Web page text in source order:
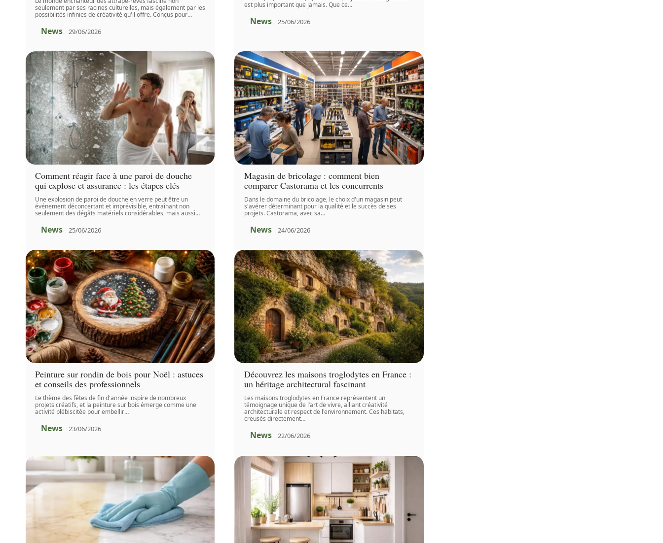
seulement par ses racines culturelles, mais également par les
possibilités infinies de créativité qu'il offre. Conçus pour…
News 29/06/2026
est plus important que jamais. Que ce…
News 25/06/2026
Comment réagir face à une paroi de douche
qui explose et assurance : les étapes clés
Une explosion de paroi de douche en verre peut être un
événement déconcertant et imprévisible, entraînant non
seulement des dégâts matériels considérables, mais aussi…
News 25/06/2026
Magasin de bricolage : comment bien
comparer Castorama et les concurrents
Dans le domaine du bricolage, le choix d'un magasin peut
s'avérer déterminant pour la qualité et le succès de ses
projets. Castorama, avec sa…
News 24/06/2026
Peinture sur rondin de bois pour Noël : astuces
et conseils des professionnels
Le thème des fêtes de fin d'année inspire de nombreux
projets créatifs, et la peinture sur bois émerge comme une
activité plébiscitée pour embellir…
News 23/06/2026
Découvrez les maisons troglodytes en France :
un héritage architectural fascinant
Les maisons troglodytes en France représentent un
témoignage unique de l’art de vivre, alliant créativité
architecturale et respect de l'environnement. Ces habitats,
creusés directement…
News 22/06/2026